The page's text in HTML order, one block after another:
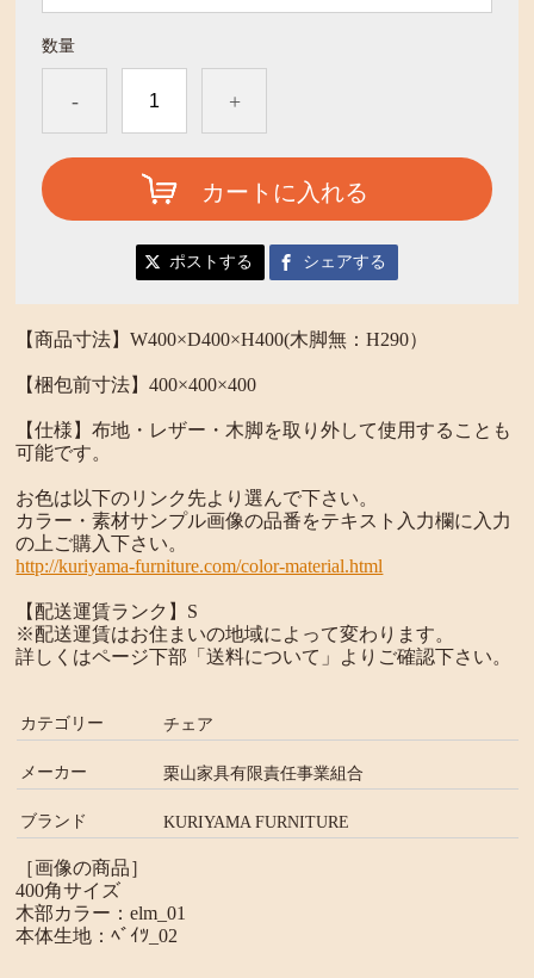
数量
- +
カートに入れる
ポストする シェアする
【商品寸法】W400×D400×H400(木脚無：H290）
【梱包前寸法】400×400×400
【仕様】布地・レザー・木脚を取り外して使用することも
可能です。
お色は以下のリンク先より選んで下さい。
カラー・素材サンプル画像の品番をテキスト入力欄に入力
の上ご購入下さい。
http://kuriyama-furniture.com/color-material.html
【配送運賃ランク】S
※配送運賃はお住まいの地域によって変わります。
詳しくはページ下部「送料について」よりご確認下さい。
カテゴリー チェア
メーカー 栗山家具有限責任事業組合
ブランド KURIYAMA FURNITURE
［画像の商品］
400角サイズ
木部カラー：elm_01
本体生地：ﾍﾞｲﾂ_02